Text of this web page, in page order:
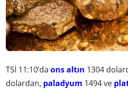
TSİ 11:10’da ons altın 1304
dolardan, paladyum 1494 ve